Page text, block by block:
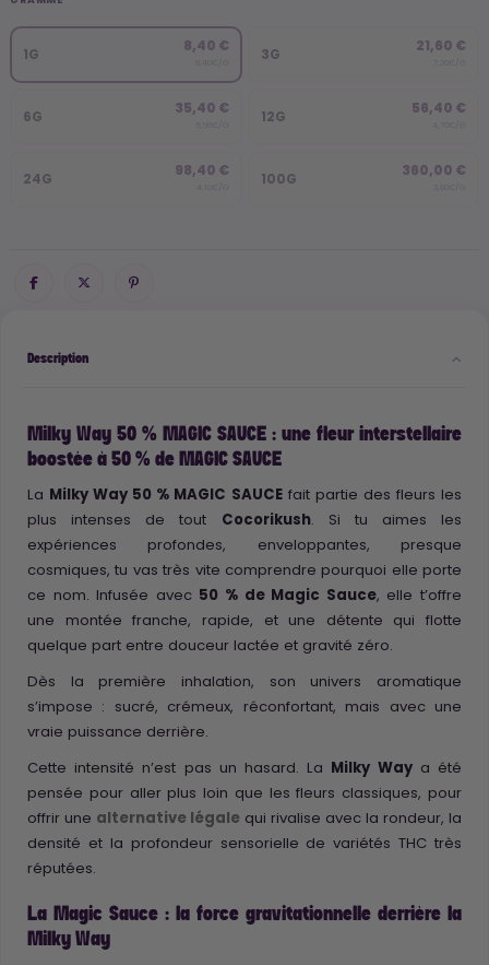
1G 8,40 € 3G 21,60 €
6G 35,40 € 12G 56,40 €
24G 98,40 € 100G 360,00 €
Description
Milky Way 50 % MAGIC SAUCE : une fleur interstellaire
boostée à 50 % de MAGIC SAUCE
La Milky Way 50 % MAGIC SAUCEfait partie des fleurs les
plus intenses de tout Cocorikush. Si tu aimes les
expériences profondes, enveloppantes, presque
cosmiques, tu vas très vite comprendre pourquoi elle porte
ce nom. Infusée avec 50 % de Magic Sauce, elle t’offre
une montée franche, rapide, et une détente qui flotte
quelque part entre douceur lactée et gravité zéro.
Dès la première inhalation, son univers aromatique
s’impose : sucré, crémeux, réconfortant, mais avec une
vraie puissance derrière.
Cette intensité n’est pas un hasard. La Milky Waya été
pensée pour aller plus loin que les fleurs classiques, pour
offrir une alternative légale qui rivalise avec la rondeur, la
densité et la profondeur sensorielle de variétés THC très
réputées.
La Magic Sauce : la force gravitationnelle derrière la
Milky Way